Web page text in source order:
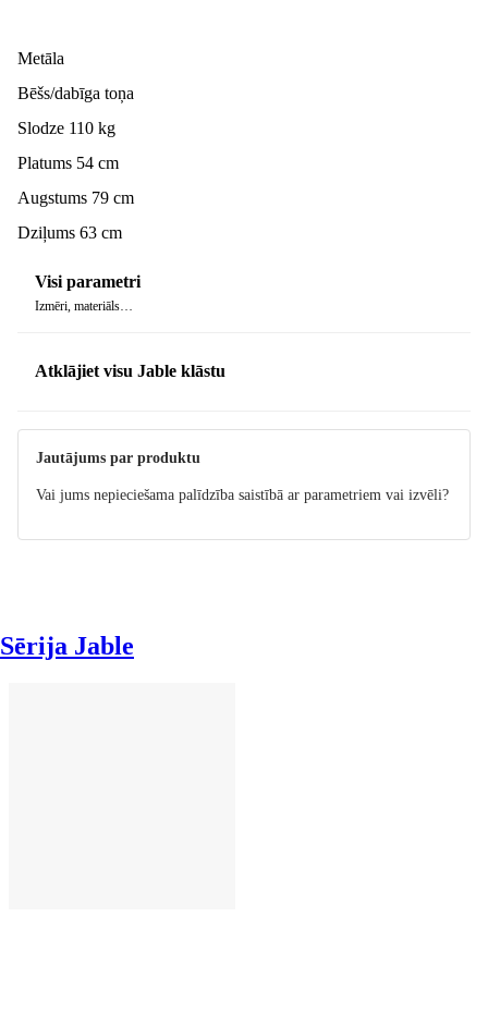
Metāla
Bēšs/dabīga toņa
Slodze 110 kg
Platums 54 cm
Augstums 79 cm
Dziļums 63 cm
Visi parametri
Izmēri, materiāls…
Atklājiet visu Jable klāstu
Jautājums par produktu
Vai jums nepieciešama palīdzība saistībā ar parametriem vai izvēli?
Sērija Jable